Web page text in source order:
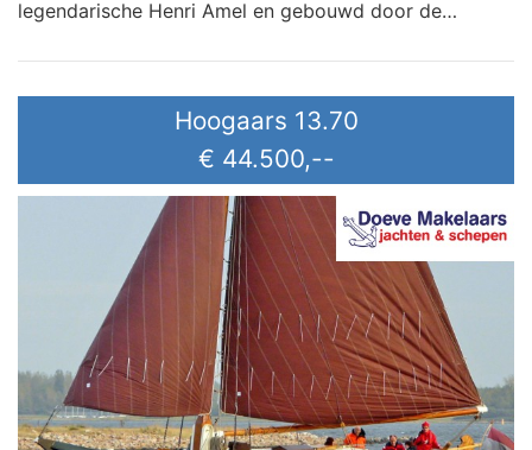
legendarische Henri Amel en gebouwd door de…
Hoogaars 13.70
€ 44.500,--